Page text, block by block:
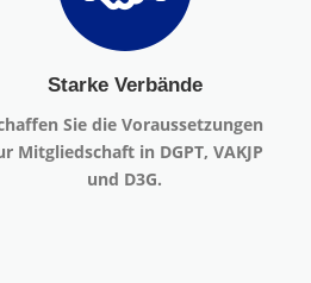
Starke Verbände
Sie die Voraussetzungen
Mitgliedschaft in DGPT, VAKJP
und D3G.